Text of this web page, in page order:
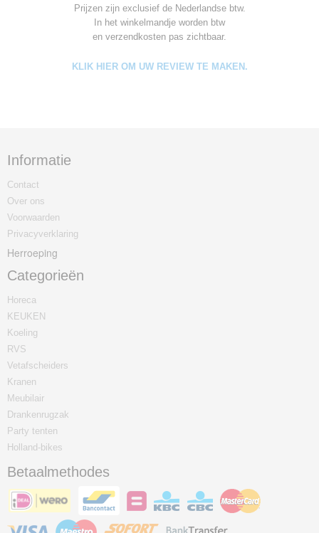
Prijzen zijn exclusief de Nederlandse btw.
In het winkelmandje worden btw
en verzendkosten pas zichtbaar.
KLIK HIER OM UW REVIEW TE MAKEN.
Informatie
Contact
Over ons
Voorwaarden
Privacyverklaring
Herroeping
Categorieën
Horeca
KEUKEN
Koeling
RVS
Vetafscheiders
Kranen
Meubilair
Drankenrugzak
Party tenten
Holland-bikes
Betaalmethodes